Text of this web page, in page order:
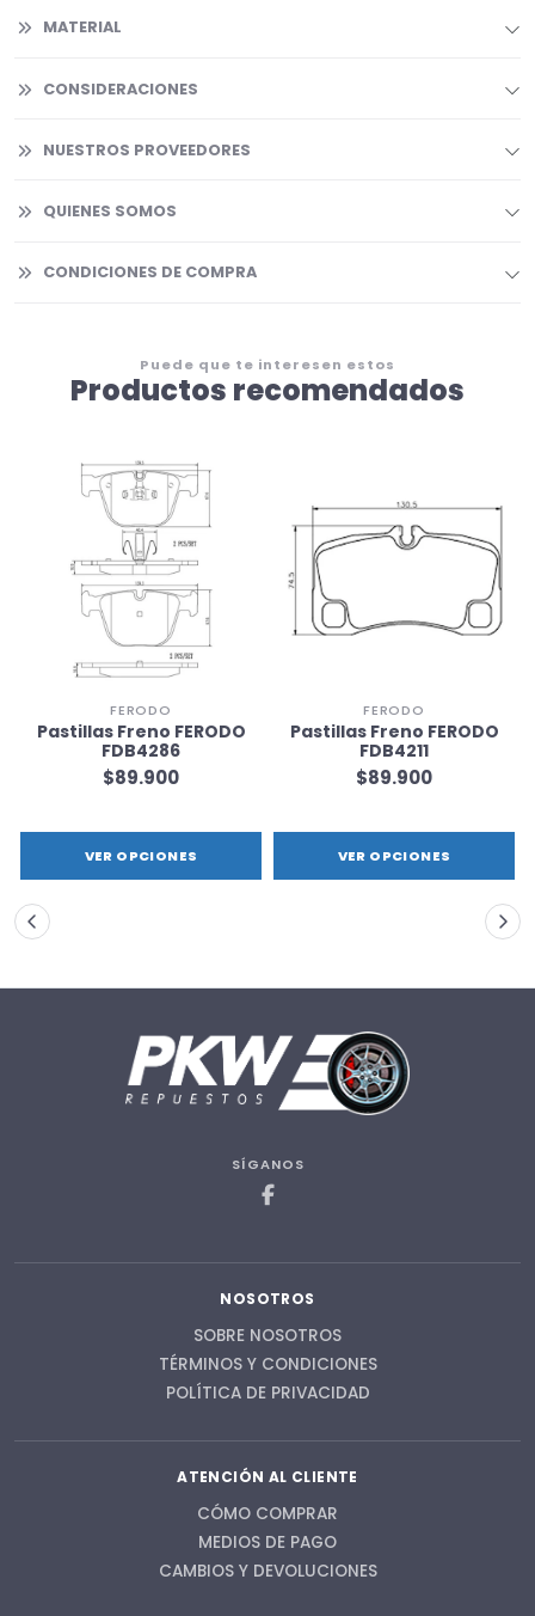
MATERIAL
CONSIDERACIONES
NUESTROS PROVEEDORES
QUIENES SOMOS
CONDICIONES DE COMPRA
Puede que te interesen estos
Productos recomendados
FERODO
Pastillas Freno FERODO
FDB4286
$89.900
VER OPCIONES
FERODO
Pastillas Freno FERODO
FDB4211
$89.900
VER OPCIONES
SÍGANOS
NOSOTROS
SOBRE NOSOTROS
TÉRMINOS Y CONDICIONES
POLÍTICA DE PRIVACIDAD
ATENCIÓN AL CLIENTE
CÓMO COMPRAR
MEDIOS DE PAGO
CAMBIOS Y DEVOLUCIONES